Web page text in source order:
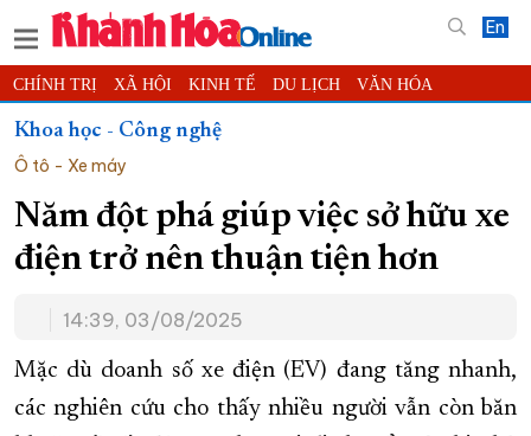
En
CHÍNH TRỊ XÃ HỘI KINH TẾ DU LỊCH VĂN HÓA
THỂ THAO ĐỜI SỐNG TIN ĐỊA PHƯƠNG
KHOA HỌC - CÔNG NGHỆ
THẾ GIỚI MULTIMEDIA VIDEO ĐỌC BÁO ONLINE
PODCAST THÔNG TIN - QUẢNG CÁO
TRƯỜNG SA BIỂN ĐẢO QUÊ HƯƠNG
CHUNG TAY CẢI CÁCH HÀNH CHÍNH
XÂY DỰNG NÔNG THÔN MỚI LỊCH CẮT ĐIỆN
Khoa học - Công nghệ
Ô tô - Xe máy
Năm đột phá giúp việc sở hữu xe
điện trở nên thuận tiện hơn
14:39, 03/08/2025
Mặc dù doanh số xe điện (EV) đang tăng nhanh,
các nghiên cứu cho thấy nhiều người vẫn còn băn